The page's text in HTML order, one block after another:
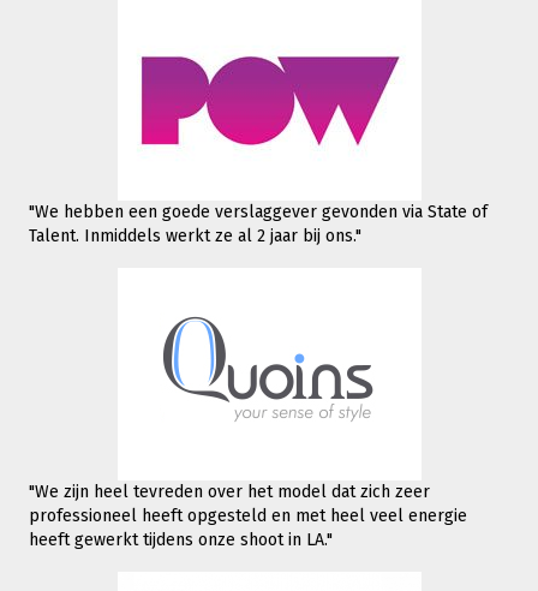
"We hebben een goede verslaggever gevonden via State of
Talent. Inmiddels werktze al 2 jaar bij ons."
"We zijn heel tevreden over het model dat zich zeer
professioneel heeft opgesteld en met heel veel energie
heeft gewerkt tijdens onze shoot in LA."